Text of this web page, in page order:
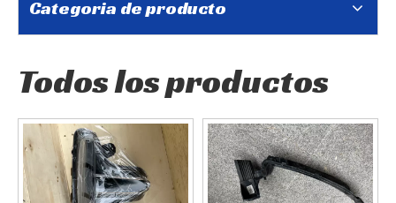
Categoria de producto
Todos los productos